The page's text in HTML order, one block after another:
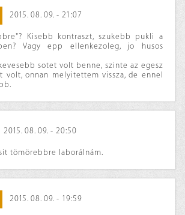
2015. 08. 09. - 21:07
Kisebb kontraszt, szukebb pukli a
Vagy epp ellenkezoleg, jo husos
sotet volt benne, szinte az egesz
volt, onnan melyitettem vissza, de ennel
2015. 08. 09. - 20:50
tömörebbre laborálnám.
2015. 08. 09. - 19:59